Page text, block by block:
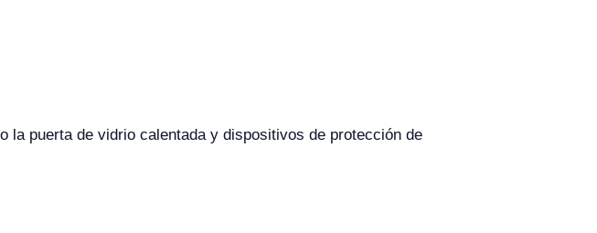
la puerta de vidrio calentada y dispositivos de protección de